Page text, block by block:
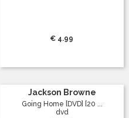
€ 4.99
Jackson Browne
Going Home [DVD] [20 ...
dvd